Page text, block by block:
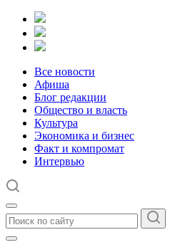
Все новости
Афиша
Блог редакции
Общество и власть
Культура
Экономика и бизнес
Факт и компромат
Интервью